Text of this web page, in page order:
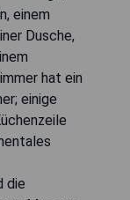
einem
Dusche,
hat ein
einige
die